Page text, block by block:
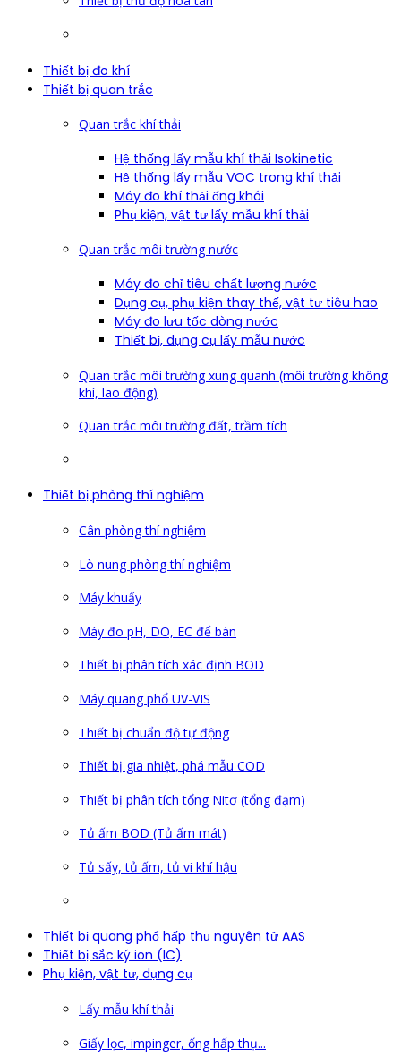
Thiết bị đo khí
Thiết bị quan trắc
Quan trắc khí thải
Hệ thống lấy mẫu khí thải Isokinetic
Hệ thống lấy mẫu VOC trong khí thải
Máy đo khí thải ống khói
Phụ kiện, vật tư lấy mẫu khí thải
Quan trắc môi trường nước
Máy đo chỉ tiêu chất lượng nước
Dụng cụ, phụ kiện thay thế, vật tư tiêu hao
Máy đo lưu tốc dòng nước
Thiết bị, dụng cụ lấy mẫu nước
Quan trắc môi trường xung quanh (môi trường không
khí, lao động)
Quan trắc môi trường đất, trầm tích
Thiết bị phòng thí nghiệm
Cân phòng thí nghiệm
Lò nung phòng thí nghiệm
Máy khuấy
Máy đo pH, DO, EC để bàn
Thiết bị phân tích xác định BOD
Máy quang phổ UV-VIS
Thiết bị chuẩn độ tự động
Thiết bị gia nhiệt, phá mẫu COD
Thiết bị phân tích tổng Nitơ (tổng đạm)
Tủ ấm BOD (Tủ ấm mát)
Tủ sấy, tủ ấm, tủ vi khí hậu
Thiết bị quang phổ hấp thụ nguyên tử AAS
Thiết bị sắc ký ion (IC)
Phụ kiện, vật tư, dụng cụ
Lấy mẫu khí thải
Giấy lọc, impinger, ống hấp thụ...